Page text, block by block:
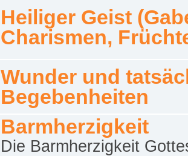
Heiliger Geist
Charismen,
Wunder und
Begebenheiten
Barmherzigkeit
Die Barmherzigkeit